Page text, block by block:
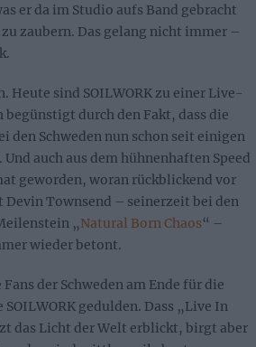
er da im Studio aufs Band gebracht
zaubern. Das gelang nicht immer –
Heute sind SOILWORK zu einer Live-
durch den Fakt, dass die
den Schweden nun schon seit einigen
auch aus dem hühnenhaften Speed
geworden, woran rückblickend vor
Townsend – seinerzeit bei den
„Natural Born Chaos“ –
wieder betont.
der Schweden am Ende für die
gedulden. Dass „Live In
das Licht der Welt erblickt, birgt aber